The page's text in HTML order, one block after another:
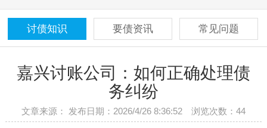
讨债知识 要债资讯 常见问题
嘉兴讨账公司：如何正确处理债
务纠纷
文章来源： 发布日期：2026/4/26 8:36:52 浏览次数： 44